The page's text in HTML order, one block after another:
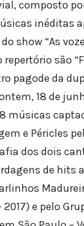
composto
inéditas
show “As
são
pagode da
18 de
músicas
e Péricles
dos dois
de hits
e pelo